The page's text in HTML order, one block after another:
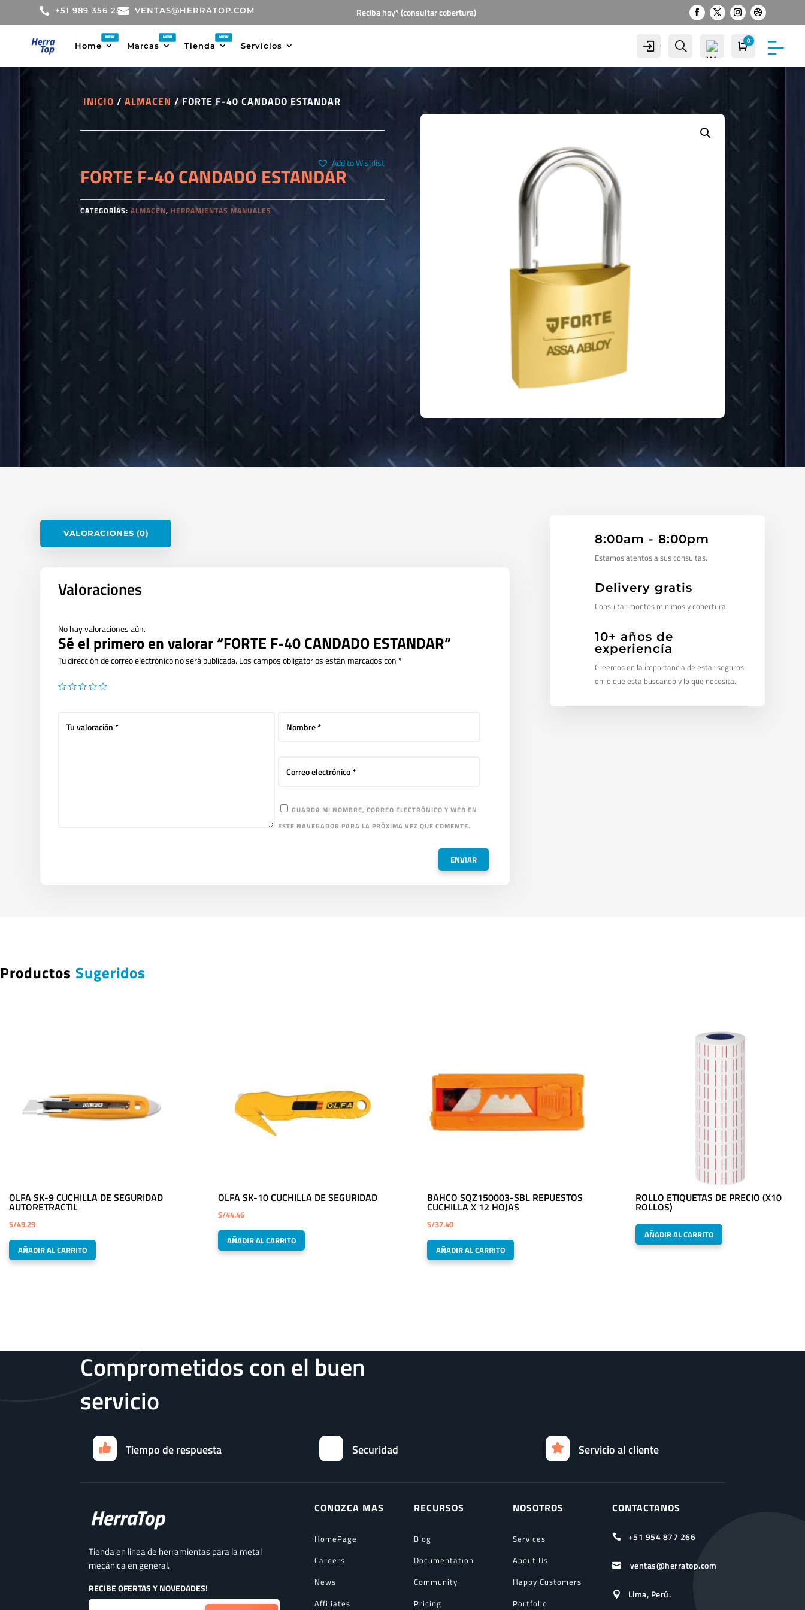
 +51 989 356 255
 VENTAS@HERRATOP.COM Reciba hoy* (consultar cobertura)
Home Marcas Tienda Servicios Cuenta Buscar Carro
0 S/0.00
INICIO /ALMACEN / FORTE F-40 CANDADO ESTANDAR
FORTE F-40 CANDADO ESTANDAR
Add to Wishlist
CATEGORÍAS:ALMACEN, HERRAMIENTAS MANUALES
VALORACIONES (0)
Valoraciones
No hay valoraciones aún.
Sé el primero en valorar “FORTE F-40 CANDADO ESTANDAR”
Tu dirección de correo electrónico no será publicada.Los campos obligatorios están marcados con *
GUARDA MI NOMBRE, CORREO ELECTRÓNICO Y WEB EN
ESTE NAVEGADOR PARA LA PRÓXIMA VEZ QUE COMENTE.
8:00am - 8:00pm
Estamos atentos a sus consultas.
Delivery gratis
Consultar montos minimos y cobertura.
10+ años de
experiencía
Creemos en la importancia de estar seguros
en lo que esta buscando y lo que necesita.
Productos Sugeridos
OLFA SK-9 CUCHILLA DE SEGURIDAD
AUTORETRACTIL
S/49.29
AÑADIR AL CARRITO
OLFA SK-10 CUCHILLA DE SEGURIDAD
S/44.46
AÑADIR AL CARRITO
BAHCO SQZ150003-SBL REPUESTOS
CUCHILLA X 12 HOJAS
S/37.40
AÑADIR AL CARRITO
ROLLO ETIQUETAS DE PRECIO (X10
ROLLOS)
AÑADIR AL CARRITO
Comprometidos con el buen
servicio
Tiempo de respuesta Securidad Servicio al cliente
Tienda en linea de herramientas para la metal
mecánica en general.
RECIBE OFERTAS Y NOVEDADES!
CONOZCA MAS
HomePage
Careers
News
Affiliates
RECURSOS
Blog
Documentation
Community
Pricing
NOSOTROS
Services
About Us
Happy Customers
Portfolio
CONTACTANOS
 +51 954 877 266
 ventas@herratop.com
 Lima, Perú.